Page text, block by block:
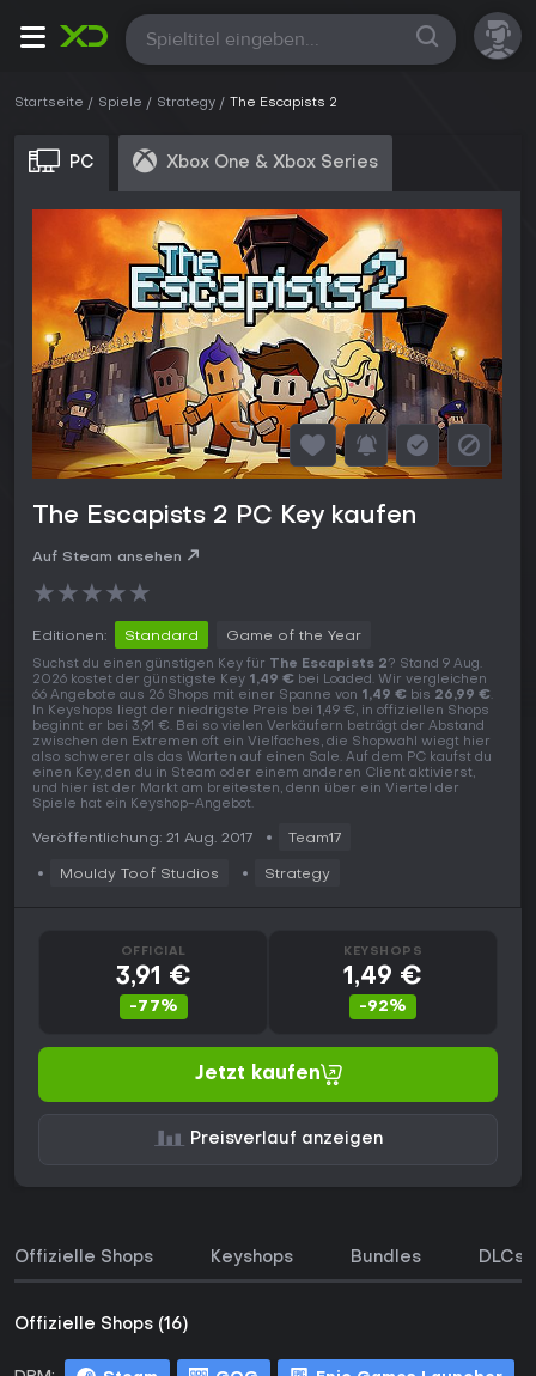
Alle
Startseite Spiele Strategy The Escapists 2
PC Xbox One & Xbox Series
The Escapists 2 PC Key kaufen
Auf Steam ansehen
★★★★★
Editionen: Standard Game of the Year
Suchst du einen günstigen Key für The Escapists 2? Stand 9 Aug.
2026 kostet der günstigste Key 1,49 € bei Loaded. Wir vergleichen
66 Angebote aus 26 Shops mit einer Spanne von 1,49 € bis 26,99 €.
In Keyshops liegt der niedrigste Preis bei 1,49 €, in offiziellen Shops
beginnt er bei 3,91 €. Bei so vielen Verkäufern beträgt der Abstand
zwischen den Extremen oft ein Vielfaches, die Shopwahl wiegt hier
also schwerer als das Warten auf einen Sale. Auf dem PC kaufst du
einen Key, den du in Steam oder einem anderen Client aktivierst,
und hier ist der Markt am breitesten, denn über ein Viertel der
Spiele hat ein Keyshop-Angebot.
Veröffentlichung: 21 Aug. 2017 Team17
Mouldy Toof Studios Strategy
OFFICIAL
3,91 €
-77%
KEYSHOPS
1,49 €
-92%
Jetzt kaufen
Preisverlauf anzeigen
Offizielle Shops Keyshops Bundles DLCs
Offizielle Shops (16)